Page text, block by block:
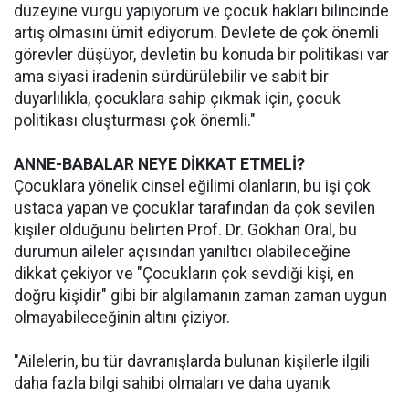
düzeyine vurgu yapıyorum ve çocuk hakları bilincinde
artış olmasını ümit ediyorum. Devlete de çok önemli
görevler düşüyor, devletin bu konuda bir politikası var
ama siyasi iradenin sürdürülebilir ve sabit bir
duyarlılıkla, çocuklara sahip çıkmak için, çocuk
politikası oluşturması çok önemli."
ANNE-BABALAR NEYE DİKKAT ETMELİ?
Çocuklara yönelik cinsel eğilimi olanların, bu işi çok
ustaca yapan ve çocuklar tarafından da çok sevilen
kişiler olduğunu belirten Prof. Dr. Gökhan Oral, bu
durumun aileler açısından yanıltıcı olabileceğine
dikkat çekiyor ve "Çocukların çok sevdiği kişi, en
doğru kişidir" gibi bir algılamanın zaman zaman uygun
olmayabileceğinin altını çiziyor.
"Ailelerin, bu tür davranışlarda bulunan kişilerle ilgili
daha fazla bilgi sahibi olmaları ve daha uyanık